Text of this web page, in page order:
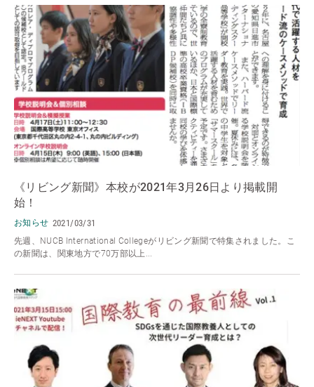
《リビング新聞》本校が2021年3月26日より掲載開
始！
お知らせ 2021/03/31
先週、NUCB International Collegeがリビング新聞で特集されました。こ
の新聞は、関東地方で70万部以上...